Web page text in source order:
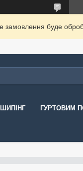
замовлення буде
ГУРТОВИМ